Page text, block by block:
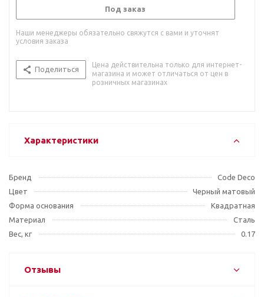
Под заказ
Наши менеджеры обязательно свяжутся с вами и уточнят
условия заказа
Поделиться
Цена действительна только для интернет-
магазина и может отличаться от цен в
розничных магазинах
Характеристики
Бренд
Code Deco
Цвет
Черный матовый
Форма основания
Квадратная
Материал
Сталь
Вес, кг
0.17
Отзывы